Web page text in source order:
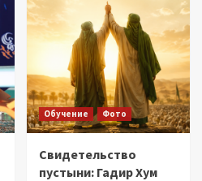
Обучение Фото
Свидетельство
пустыни: Гадир Хум